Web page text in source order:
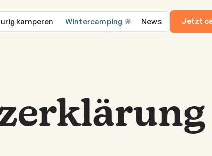
kamperen Wintercamping News Jetzt